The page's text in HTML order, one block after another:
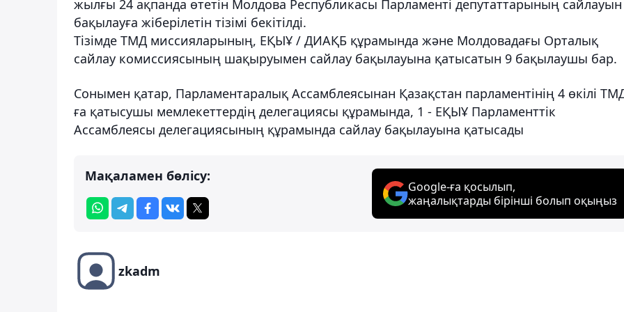
жылғы 24 ақпанда өтетін Молдова Республикасы Парламенті депутаттарының сайлауын
бақылауға жіберілетін тізімі бекітілді.
Тізімде ТМД миссияларының, ЕҚЫҰ / ДИАҚБ құрамында және Молдовадағы Орталық
сайлау комиссиясының шақыруымен сайлау бақылауына қатысатын 9 бақылаушы бар.
Сонымен қатар, Парламентаралық Ассамблеясынан Қазақстан парламентінің 4 өкілі
ға қатысушы мемлекеттердің делегациясы құрамында, 1 - ЕҚЫҰ Парламенттік
Ассамблеясы делегациясының құрамында сайлау бақылауына қатысады
Мақаламен бөлісу:
Google-ға қосылып,
жаңалықтарды бірінші болып оқыңыз
zkadm